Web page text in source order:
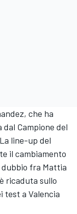
che ha
Campione del
line-up del
il cambiamento
dubbio fra Mattia
ricaduta sullo
test a Valencia